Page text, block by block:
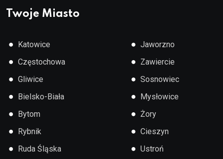
Twoje Miasto
● Katowice
● Częstochowa
● Gliwice
● Bielsko-Biała
● Bytom
● Rybnik
● Ruda Śląska
● Jaworzno
● Zawiercie
● Sosnowiec
● Mysłowice
● Żory
● Cieszyn
● Ustroń